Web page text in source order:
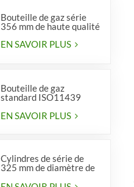
Bouteille de gaz série
356 mm de haute qualité
EN SAVOIR PLUS
Bouteille de gaz
standard ISO11439
EN SAVOIR PLUS
Cylindres de série de
325 mm de diamètre de